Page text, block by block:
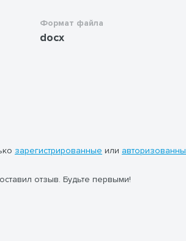
Формат файла
docx
зарегистрированные или
отзыв. Будьте первыми!